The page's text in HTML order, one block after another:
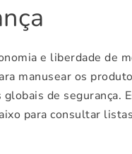
e liberdade de
manusear os
de segurança.
para consultar